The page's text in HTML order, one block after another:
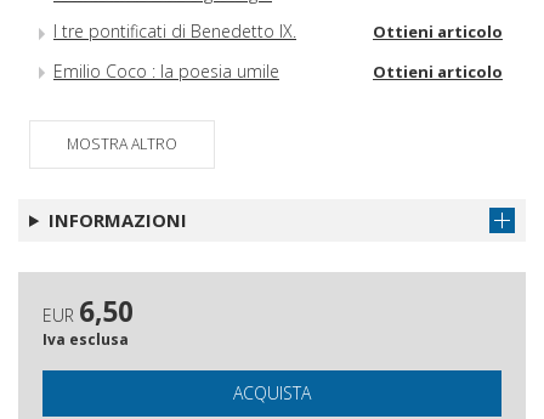
I tre pontificati di Benedetto IX. Ottieni articolo
Emilio Coco : la poesia umile Ottieni articolo
MOSTRA ALTRO
INFORMAZIONI
EUR 6,50
Iva esclusa
ACQUISTA